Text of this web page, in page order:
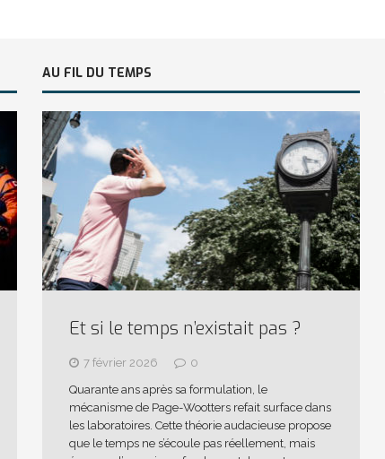
AU FIL DU TEMPS
Et si le temps n’existait pas ?
7 février 2026
0
Quarante ans après sa formulation, le
mécanisme de Page-Wootters refait surface dans
les laboratoires. Cette théorie audacieuse propose
que le temps ne s’écoule pas réellement, mais